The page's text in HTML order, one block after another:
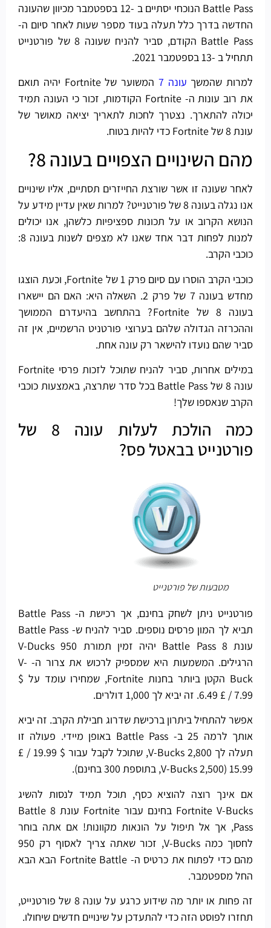
Battle Pass הנוכחי יסתיים ב -12 בספטמבר מכיוון שהעונה
החדשה בדרך כלל תעלה בעוד מספר שעות לאחר סיום ה-
Battle Pass הקודם, סביר להניח שעונה 8 של פורטנייט
תתחיל ב -13 בספטמבר 2021.
למרות שהמשך עונה 7
המשוער של Fortnite יהיה תואם
את רוב עונות ה- Fortnite הקודמות, זכור כי העונה תמיד
יכולה להתארך. נצטרך לחכות לתאריך יציאה מאושר של
עונת 8 של Fortnite כדי להיות בטוח.
מהם השינויים הצפויים בעונה 8?
לאחר שעונה זו אשר שורצת החייזרים תסתיים, אליו שינויים
אנו נגלה בעונה 8 של פורטנייט? למרות שאין עדיין מידע על
הנושא הקרוב או על תכונות ספציפיות כלשהן, אנו יכולים
למנות לפחות דבר אחד שאנו לא מצפים לשנות בעונה 8:
כוכבי הקרב.
כוכבי הקרב הוסרו עם סיום פרק 1 של Fortnite, וכעת הוצגו
מחדש בעונה 7 של פרק 2. השאלה היא: האם הם יישארו
בעונה 8 של Fortnite? בהתחשב בהיעדרם הממושך
וההכרזה הגדולה שלהם בערוצי פורטניט הרשמיים, אין זה
סביר שהם נועדו להישאר רק עונה אחת.
במילים אחרות, סביר להניח שתוכל לזכות פרסי Fortnite
עונה 8 של Battle Pass בכל סדר שתרצה, באמצעות כוכבי
הקרב שנאספו שלך!
כמה הולכת לעלות עונה 8 של
פורטנייט בבאטל פס?
מטבעות של פורטנייט
פורטנייט ניתן לשחק בחינם, אך רכישת ה- Battle Pass
תביא לך המון פרסים נוספים. סביר להניח ש- Battle Pass
עונת 8 Battle Pass יהיה זמין תמורת 950 V-Ducks
הרגילים. המשמעות היא שמספיק לרכוש את צרור ה- V-
Buck הקטן ביותר בחנות Fortnite, שמחירו עומד על $
7.99 / £ 6.49. זה יביא לך 1,000 דולרים.
אפשר להתחיל ביתרון ברכישת שדרוג חבילת הקרב. זה יביא
אותך לרמה 25 ב- Battle Pass באופן מיידי. פעולה זו
תעלה לך 2,800 V-Bucks, שתוכל לקבל עבור $ 19.99 / £
15.99 (2,500 V-Bucks, בתוספת 300 בחינם).
אם אינך רוצה להוציא כסף, תוכל תמיד לנסות להשיג
Fortnite V-Bucks בחינם עבור Fortnite עונת 8 Battle
Pass, אך אל תיפול על הונאות מקוונות! אם אתה בוחר
לחסוך כמה V-Bucks, זכור שאתה צריך לאסוף רק 950
מהם כדי לפתוח את כרטיס ה- Fortnite Battle הבא הבא
החל מספטמבר.
זה פחות או יותר מה שידוע כרגע על עונה 8 של פורטנייט,
תחזרו לפוסט הזה כדי להתעדכן על שינויים חדשים שיחולו.